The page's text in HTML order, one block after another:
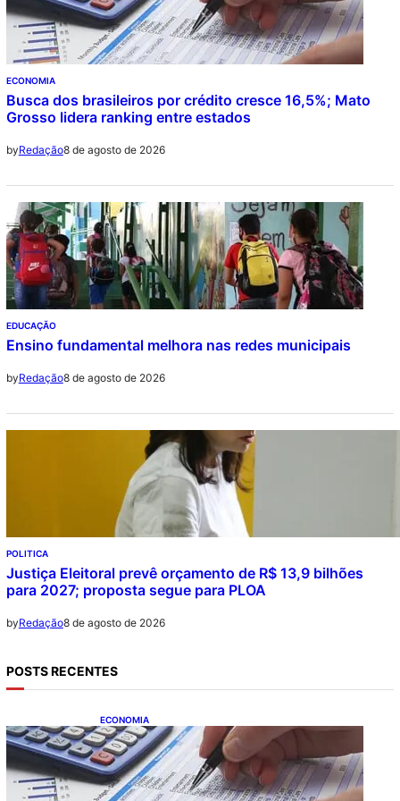
ECONOMIA
Busca dos brasileiros por crédito cresce 16,5%; Mato
Grosso lidera ranking entre estados
byRedação8 de agosto de 2026
EDUCAÇÃO
Ensino fundamental melhora nas redes municipais
byRedação8 de agosto de 2026
POLITICA
Justiça Eleitoral prevê orçamento de R$ 13,9 bilhões
para 2027; proposta segue para PLOA
byRedação8 de agosto de 2026
POSTS RECENTES
ECONOMIA
Busca dos brasileiros por crédito cresce
16,5%; Mato Grosso lidera ranking entre
estados